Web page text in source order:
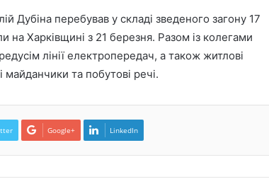
Дубіна перебував у складі зведеного загону 17
на Харківщині з 21 березня. Разом із колегами
лінії електропередач, а також житлові
майданчики та побутові речі.
Google+ LinkedIn